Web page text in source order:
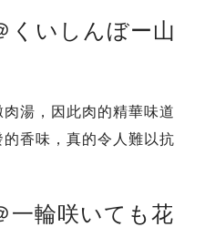
くいしんぼー山
湯，因此肉的精華味道
香味，真的令人難以抗
一輪咲いても花